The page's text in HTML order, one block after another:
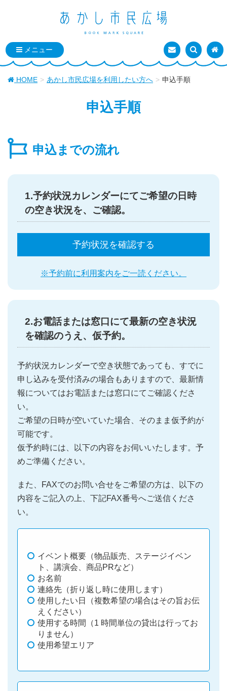
お問い合わせ
検索を表
ト
HOME あかし市民広場を利用したい方へ 申込手順
申込手順
申込までの流れ
1.予約状況カレンダーにてご希望の日時
の空き状況を、ご確認。
予約状況を確認する
※予約前に利用案内をご一読ください。
2.お電話または窓口にて最新の空き状況
を確認のうえ、仮予約。
予約状況カレンダーで空き状態であっても、すでに
申し込みを受付済みの場合もありますので、最新情
報についてはお電話または窓口にてご確認くださ
い。
ご希望の日時が空いていた場合、そのまま仮予約が
可能です。
仮予約時には、以下の内容をお伺いいたします。予
めご準備ください。
また、FAXでのお問い合せをご希望の方は、以下の
内容をご記入の上、下記FAX番号へご送信くださ
い。
イベント概要（物品販売、ステージイベン
ト、講演会、商品PRなど）
お名前
連絡先（折り返し時に使用します）
使用したい日（複数希望の場合はその旨お伝
えください）
使用する時間（1 時間単位の貸出は行ってお
りません）
使用希望エリア